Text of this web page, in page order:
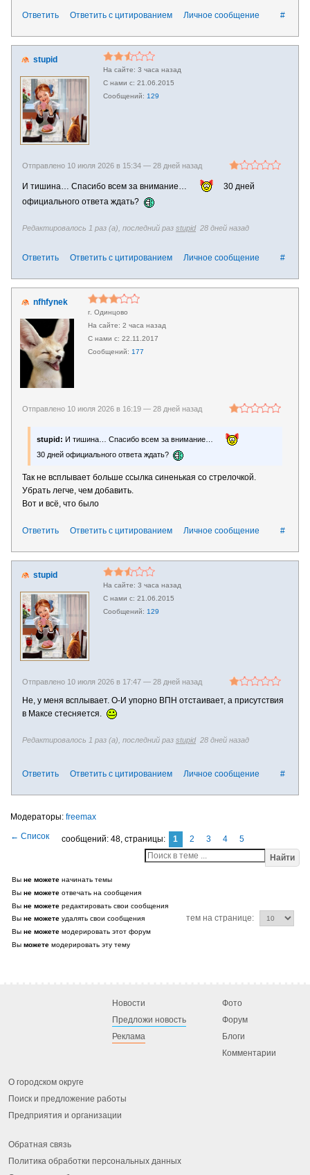
#
Ответить Ответить с цитированием Личное сообщение
stupid
3 часа назад
21.06.2015
129
Отправлено 10 июля 2026 в 15:34 — 28 дней назад
И тишина… Спасибо всем за внимание…
30 дней
официального ответа ждать?
Редактировалось 1 раз (а), последний раз stupid 28 дней назад
#
Ответить Ответить с цитированием Личное сообщение
nfhfynek
г. Одинцово
2 часа назад
22.11.2017
177
Отправлено 10 июля 2026 в 16:19 — 28 дней назад
stupid: И тишина… Спасибо всем за внимание…
30 дней официального ответа ждать?
Так не всплывает больше ссылка синенькая со стрелочкой.
Убрать легче, чем добавить.
Вот и всё, что было
#
Ответить Ответить с цитированием Личное сообщение
stupid
3 часа назад
21.06.2015
129
Отправлено 10 июля 2026 в 17:47 — 28 дней назад
Не, у меня всплывает. О-И упорно ВПН отстаивает, а присутствия
в Максе стесняется.
Редактировалось 1 раз (а), последний раз stupid 28 дней назад
#
Ответить Ответить с цитированием Личное сообщение
freemax
сообщений: 48, страницы: 1 2 3 4
5
Найти
Вы не можете начинать темы
Вы не можете отвечать на сообщения
Вы не можете редактировать свои сообщения
Вы не можете удалять свои сообщения
Вы не можете модерировать этот форум
Вы можете модерировать эту тему
тем на странице:
Новости
Предложи новость
Реклама
Фото
Форум
Блоги
Комментарии
О городском округе
Поиск и предложение работы
Предприятия и организации
Обратная связь
Политика обработки персональных данных